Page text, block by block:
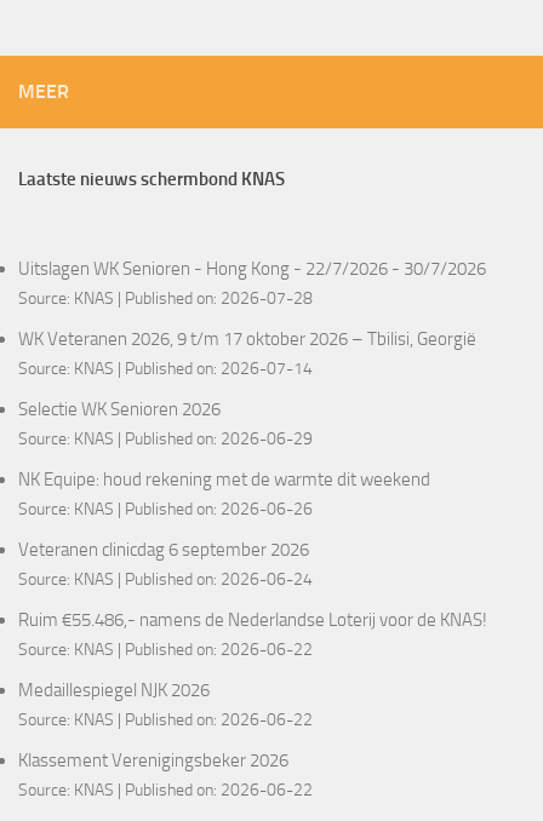
MEER
Laatste nieuws schermbond KNAS
Uitslagen WK Senioren - Hong Kong - 22/7/2026 - 30/7/2026
Source: KNAS Published on: 2026-07-28
WK Veteranen 2026, 9 t/m 17 oktober 2026 – Tbilisi, Georgië
Source: KNAS Published on: 2026-07-14
Selectie WK Senioren 2026
Source: KNAS Published on: 2026-06-29
NK Equipe: houd rekening met de warmte dit weekend
Source: KNAS Published on: 2026-06-26
Veteranen clinicdag 6 september 2026
Source: KNAS Published on: 2026-06-24
Ruim €55.486,- namens de Nederlandse Loterij voor de KNAS!
Source: KNAS Published on: 2026-06-22
Medaillespiegel NJK 2026
Source: KNAS Published on: 2026-06-22
Klassement Verenigingsbeker 2026
Source: KNAS Published on: 2026-06-22